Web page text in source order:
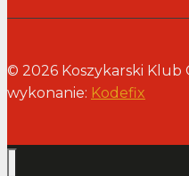
© 2026 Koszykarski Klub
wykonanie: Kodefix